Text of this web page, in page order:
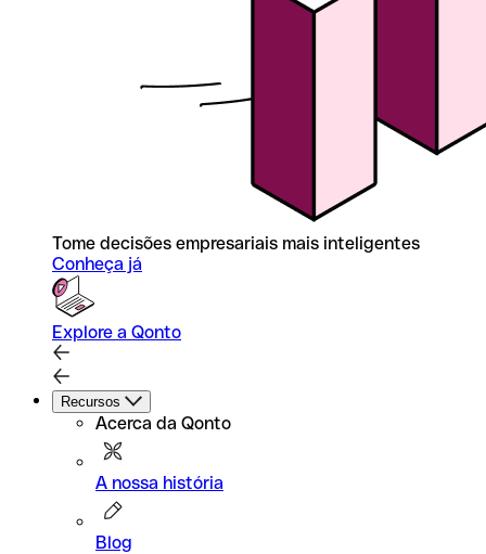
Tome decisões empresariais mais inteligentes
Conheça já
Explore a Qonto
Recursos
Acerca da Qonto
A nossa história
Blog